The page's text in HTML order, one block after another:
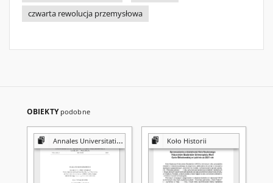
czwarta rewolucja przemysłowa
OBIEKTY podobne
Annales Universitatis Mariae Curie-Skłodowska. Sectio H, Oeconomia Koło Historii